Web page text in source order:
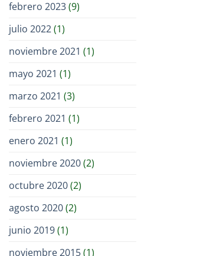
febrero 2023(9)
julio 2022(1)
noviembre 2021 (1)
mayo 2021 (1)
marzo 2021 (3)
febrero 2021 (1)
enero 2021 (1)
noviembre 2020(2)
octubre 2020(2)
agosto 2020(2)
junio 2019(1)
noviembre 2015(1)